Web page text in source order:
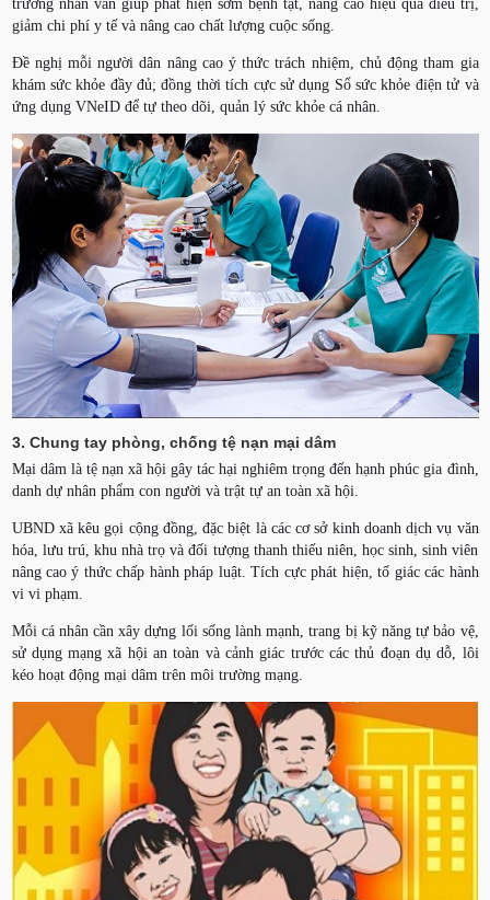
trương nhân văn giúp phát hiện sớm bệnh tật, nâng cao hiệu quả điều trị,
giảm chi phí y tế và nâng cao chất lượng cuộc sống.
Đề nghị mỗi người dân nâng cao ý thức trách nhiệm, chủ động tham gia
khám sức khỏe đầy đủ; đồng thời tích cực sử dụng Sổ sức khỏe điện tử và
ứng dụng VNeID để tự theo dõi, quản lý sức khỏe cá nhân.
3. Chung tay phòng, chống tệ nạn mại dâm
Mại dâm là tệ nạn xã hội gây tác hại nghiêm trọng đến hạnh phúc gia đình,
danh dự nhân phẩm con người và trật tự an toàn xã hội.
UBND xã kêu gọi cộng đồng, đặc biệt là các cơ sở kinh doanh dịch vụ văn
hóa, lưu trú, khu nhà trọ và đối tượng thanh thiếu niên, học sinh, sinh viên
nâng cao ý thức chấp hành pháp luật. Tích cực phát hiện, tố giác các hành
vi vi phạm.
Mỗi cá nhân cần xây dựng lối sống lành mạnh, trang bị kỹ năng tự bảo vệ,
sử dụng mạng xã hội an toàn và cảnh giác trước các thủ đoạn dụ dỗ, lôi
kéo hoạt động mại dâm trên môi trường mạng.